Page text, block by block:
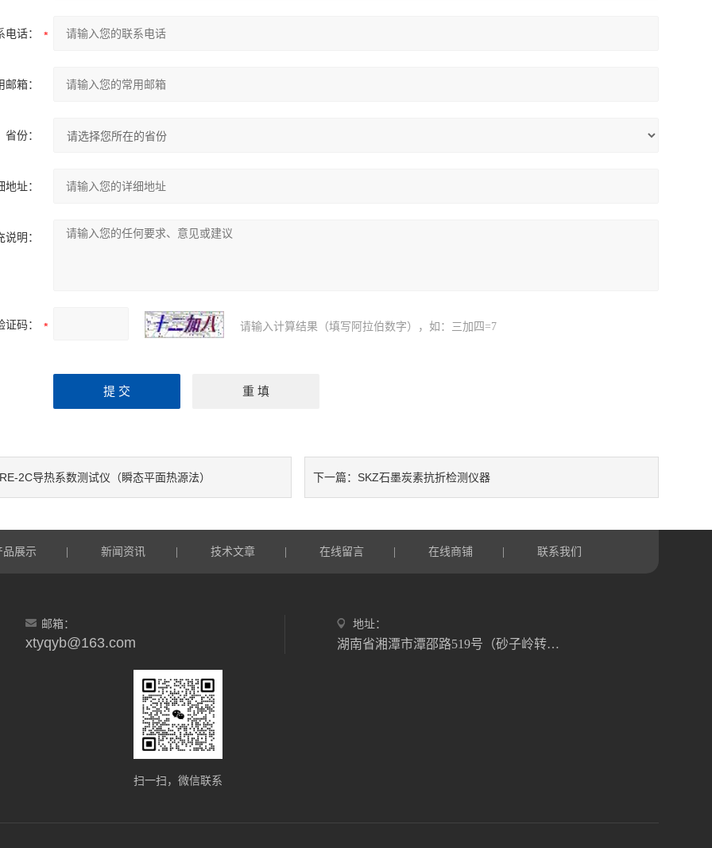
电话：
邮箱：
省份：
地址：
说明：
证码： 请输入计算结果（填写阿拉伯数字），如：三加四=7
2C导热系数测试仪（瞬态平面热源法） 下一篇： SKZ石墨炭素抗折检测仪器
品展示 新闻资讯 技术文章 在线留言 在线商铺 联系我们
邮箱：
xtyqyb@163.com
地址：
湖南省湘潭市潭邵路519号（砂子岭转盘往湘乡方向1.2公里）
扫一扫，微信联系